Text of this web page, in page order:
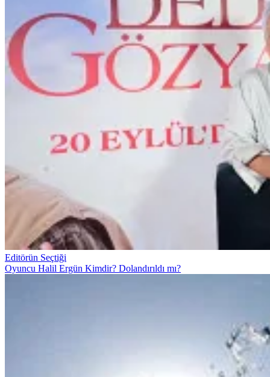
Editörün Seçtiği
Oyuncu Halil Ergün Kimdir? Dolandırıldı mı?